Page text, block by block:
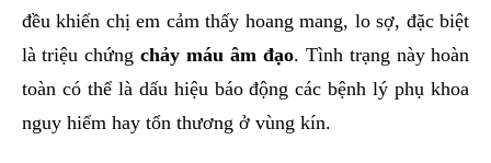
đều khiến chị em cảm thấy hoang mang, lo sợ, đặc biệt
là triệu chứngchảy máu âm đạo. Tình trạng này hoàn
toàn có thể là dấu hiệu báo động các bệnh lý phụ khoa
nguy hiểm hay tổn thương ở vùng kín.